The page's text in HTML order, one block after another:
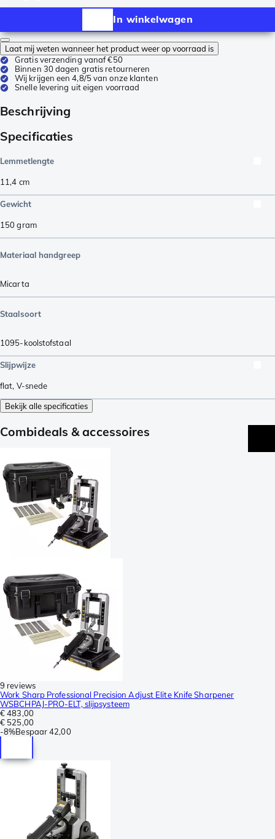
In winkelwagen
Laat mij weten wanneer het product weer op voorraad is
Gratis verzending vanaf €50
Binnen 30 dagen gratis retourneren
Wij krijgen een 4,8/5 van onze klanten
Snelle levering uit eigen voorraad
Beschrijving
Specificaties
Lemmetlengte
11,4 cm
Gewicht
150gram
Materiaal handgreep
Micarta
Staalsoort
1095-koolstofstaal
Slijpwijze
flat, V-snede
Bekijk alle specificaties
Combideals & accessoires
9 reviews
Work Sharp Professional Precision Adjust Elite Knife Sharpener
WSBCHPAJ-PRO-ELT, slijpsysteem
€ 483,00
€ 525,00
-8%Bespaar42,00